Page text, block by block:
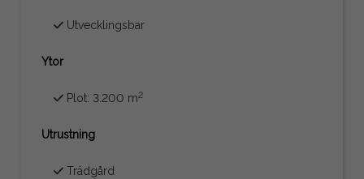
Utvecklingsbar
Ytor
Plot: 3.200 m2
Utrustning
Trädgård